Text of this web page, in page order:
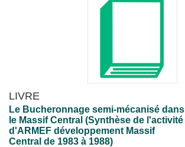
LIVRE
Le Bucheronnage semi-mécanisé dans
le Massif Central (Synthèse de l'activité
d'ARMEF développement Massif
Central de 1983 à 1988)